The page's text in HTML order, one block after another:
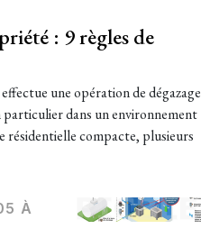
: 9 règles de
une opération de dégazage
particulier dans un environnement
compacte, plusieurs
À